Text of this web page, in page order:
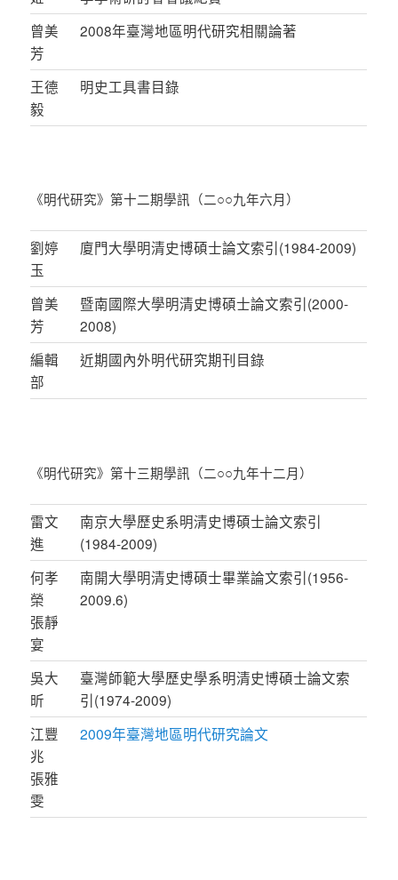
曾美
芳
2008年臺灣地區明代研究相關論著
王德
毅
明史工具書目錄
《明代研究》第十二期學訊（二○○九年六月）
劉婷
玉
廈門大學明清史博碩士論文索引(1984-2009)
曾美
芳
暨南國際大學明清史博碩士論文索引(2000-
2008)
編輯
部
近期國內外明代研究期刊目錄
《明代研究》第十三期學訊（二○○九年十二月）
雷文
進
南京大學歷史系明清史博碩士論文索引
(1984-2009)
何孝
榮
張靜
宴
南開大學明清史博碩士畢業論文索引(1956-
2009.6)
吳大
昕
臺灣師範大學歷史學系明清史博碩士論文索
引(1974-2009)
江豐
兆
張雅
雯
2009年臺灣地區明代研究論文